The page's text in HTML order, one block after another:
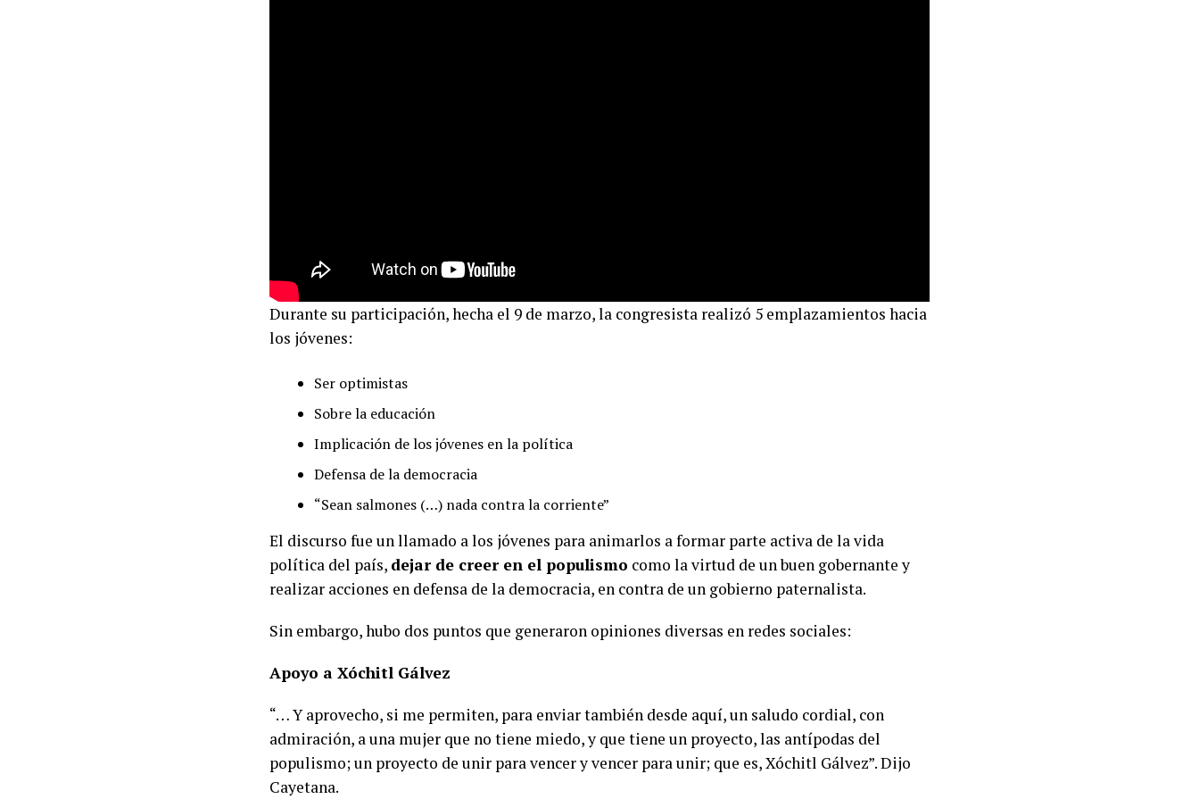
Durante su participación, hecha el 9 de marzo, la congresista realizó 5 emplazamientos hacia
los jóvenes:
Ser optimistas
Sobre la educación
Implicación de los jóvenes en la política
Defensa de la democracia
“Sean salmones (…) nada contra la corriente”
El discurso fue un llamado a los jóvenes para animarlos a formar parte activa de la vida
política del país, dejar de creer en el populismo como la virtud de un buen gobernante y
realizar acciones en defensa de la democracia, en contra de un gobierno paternalista.
Sin embargo, hubo dos puntos que generaron opiniones diversas en redes sociales:
Apoyo a Xóchitl Gálvez
“… Y aprovecho, si me permiten, para enviar también desde aquí, un saludo cordial, con
admiración, a una mujer que no tiene miedo, y que tiene un proyecto, las antípodas del
populismo; un proyecto de unir para vencer y vencer para unir; que es, Xóchitl Gálvez”. Dijo
Cayetana.